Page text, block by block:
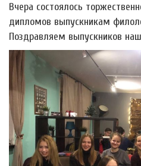
Вчера состоялось
дипломов выпускникам
Поздравляем выпускников